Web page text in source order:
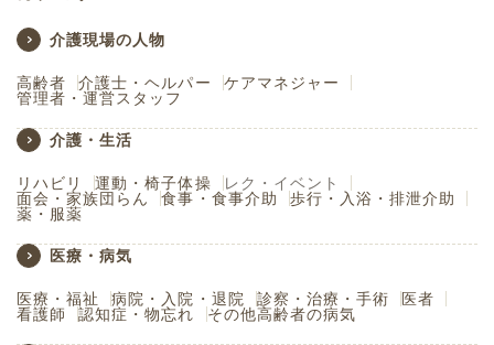
介護現場の人物
高齢者 介護士・ヘルパー
ケアマネジャー
管理者・運営スタッフ
介護・生活
リハビリ 運動・椅子体操
レク・イベント
面会・家族団らん
食事・食事介助
歩行・入浴・排泄介助
薬・服薬
医療・病気
医療・福祉 病院・入院・退院 診察・治療・手術
医者
看護師
認知症・物忘れ その他高齢者の病気